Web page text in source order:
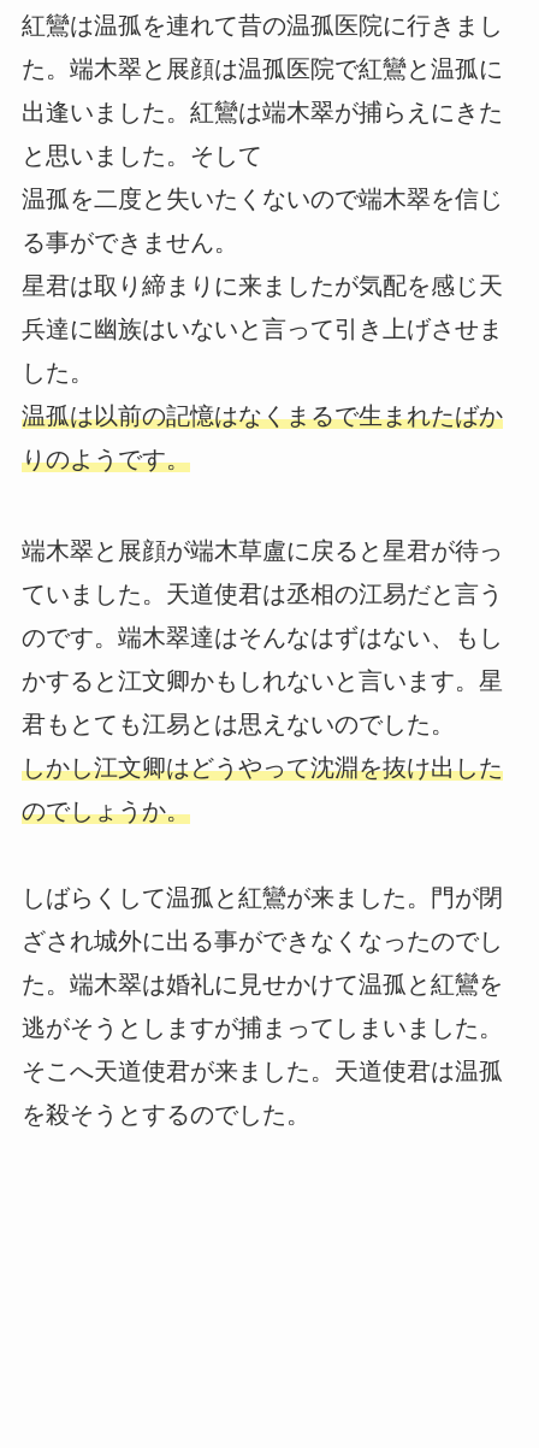
紅鸞は温孤を連れて昔の温孤医院に行きまし
た。端木翠と展顔は温孤医院で紅鸞と温孤に
出逢いました。紅鸞は端木翠が捕らえにきた
と思いました。そして
温孤を二度と失いたくないので端木翠を信じ
る事ができません。
星君は取り締まりに来ましたが気配を感じ天
兵達に幽族はいないと言って引き上げさせま
した。
温孤は以前の記憶はなくまるで生まれたばか
りのようです。
端木翠と展顔が端木草盧に戻ると星君が待っ
ていました。天道使君は丞相の江易だと言う
のです。端木翠達はそんなはずはない、もし
かすると江文卿かもしれないと言います。星
君もとても江易とは思えないのでした。
しかし江文卿はどうやって沈淵を抜け出した
のでしょうか。
しばらくして温孤と紅鸞が来ました。門が閉
ざされ城外に出る事ができなくなったのでし
た。端木翠は婚礼に見せかけて温孤と紅鸞を
逃がそうとしますが捕まってしまいました。
そこへ天道使君が来ました。天道使君は温孤
を殺そうとするのでした。